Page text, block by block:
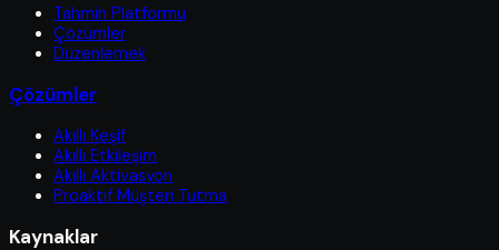
Tahmin Platformu
Çözümler
Düzenlemek
Çözümler
Akıllı Keşif
Akıllı Etkileşim
Akıllı Aktivasyon
Proaktif Müşteri Tutma
Kaynaklar